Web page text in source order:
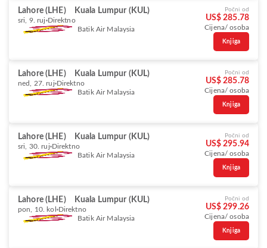
Lahore (LHE) Kuala Lumpur (KUL)
sri, 9. ruj Direktno
Batik Air Malaysia
Počni od
US$ 285.78
Cijena/ osoba
Knjiga
Lahore (LHE) Kuala Lumpur (KUL)
ned, 27. ruj Direktno
Batik Air Malaysia
Počni od
US$ 285.78
Cijena/ osoba
Knjiga
Lahore (LHE) Kuala Lumpur (KUL)
sri, 30. ruj Direktno
Batik Air Malaysia
Počni od
US$ 295.94
Cijena/ osoba
Knjiga
Lahore (LHE) Kuala Lumpur (KUL)
pon, 10. kol Direktno
Batik Air Malaysia
Počni od
US$ 299.26
Cijena/ osoba
Knjiga